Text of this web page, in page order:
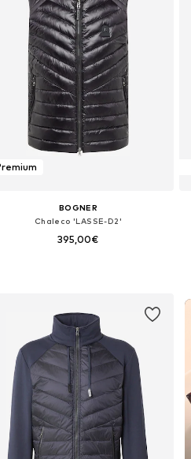
BOGNER
Chaleco 'LASSE-D2'
395,00€